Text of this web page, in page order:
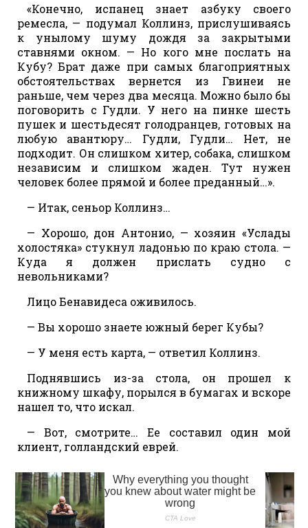
«Конечно, испанец знает азбуку своего
ремесла, — подумал Коллинз, прислушиваясь
к унылому шуму дождя за закрытыми
ставнями окном. — Но кого мне послать на
Кубу? Брат даже при самых благоприятных
обстоятельствах вернется из Гвинеи не
раньше, чем через два месяца. Можно было бы
поговорить с Гудли. У него на пинке шесть
пушек и шестьдесят голодранцев, готовых на
любую авантюру… Гудли, Гудли… Нет, не
подходит. Он слишком хитер, собака, слишком
независим и слишком жаден. Тут нужен
человек более прямой и более преданный…».
— Итак, сеньор Коллинз…
— Хорошо, дон Антонио, — хозяин «Услады
холостяка» стукнул ладонью по краю стола. —
Куда я должен прислать судно с
невольниками?
Лицо Бенавидеса оживилось.
— Вы хорошо знаете южный берег Кубы?
— У меня есть карта, — ответил Коллинз.
Поднявшись из-за стола, он прошел к
книжному шкафу, порылся в бумагах и вскоре
нашел то, что искал.
— Вот, смотрите… Ее составил один мой
клиент, голландский еврей.